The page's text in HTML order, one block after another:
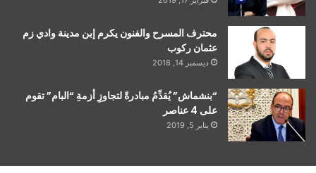
محترف المسرح والفنون يكرم إبن مدينة وادي زم
عثمان ركوب
ديسمبر 14, 2018
“بنشماش” يُقدِّمُ مبادرةً لتجاوزِ أزمةِ “البام” تقوم
على 4 عناصر
يناير 5, 2019